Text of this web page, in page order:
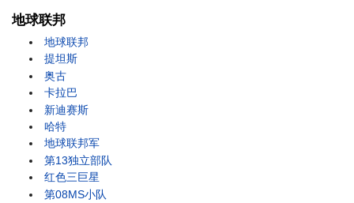
地球联邦
地球联邦
提坦斯
奥古
卡拉巴
新迪赛斯
哈特
地球联邦军
第13独立部队
红色三巨星
第08MS小队